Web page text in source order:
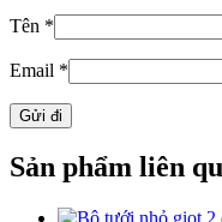
Tên *
Email *
Sản phẩm liên